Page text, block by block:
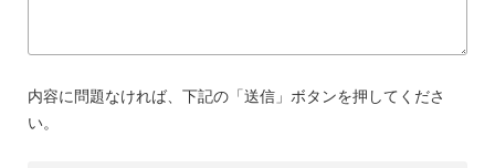
内容に問題なければ、下記の「送信」ボタンを押してくださ
い。